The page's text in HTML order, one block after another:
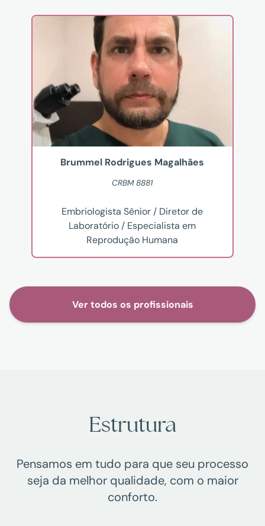
Brummel Rodrigues Magalhães
CRBM 8881
Embriologista Sênior / Diretor de
Laboratório / Especialista em
Reprodução Humana
Ver todos os profissionais
Estrutura
Pensamos em tudo para que seu processo
seja da melhor qualidade, com o maior
conforto.